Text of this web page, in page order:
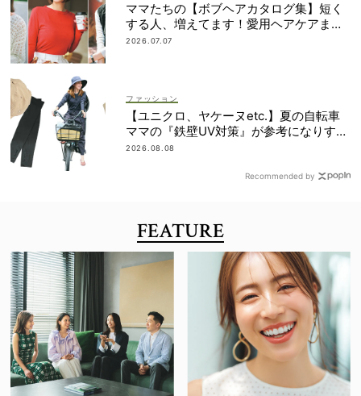
ママたちの【ボブヘアカタログ集】短く
する人、増えてます！愛用ヘアケアまで
全部見せ
2026.07.07
ファッション
【ユニクロ、ヤケーヌetc.】夏の自転車
ママの『鉄壁UV対策』が参考になりすぎ
る！
2026.08.08
Recommended by
FEATURE